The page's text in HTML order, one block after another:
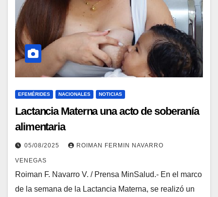
EFEMÉRIDES NACIONALES NOTICIAS
Lactancia Materna una acto de soberanía
alimentaria
05/08/2025 ROIMAN FERMIN NAVARRO
VENEGAS
Roiman F. Navarro V. / Prensa MinSalud.- En el marco
de la semana de la Lactancia Materna, se realizó un